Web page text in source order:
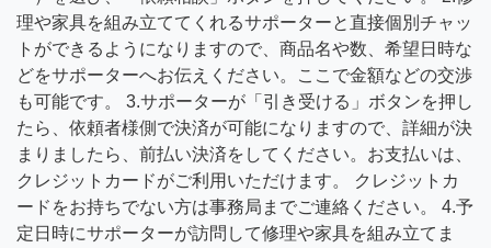
理や家具を組み立ててくれるサポーターと直接個別チャッ
トができるようになりますので、商品名や数、希望日時な
どをサポーターへお伝えください。ここで金額などの交渉
も可能です。 3.サポーターが「引き受ける」ボタンを押し
たら、依頼者様側で決済が可能になりますので、詳細が決
まりましたら、前払い決済をしてください。お支払いは、
クレジットカードがご利用いただけます。 クレジットカ
ードをお持ちでない方は事務局までご連絡ください。 4.予
定日時にサポーターが訪問して修理や家具を組み立てま